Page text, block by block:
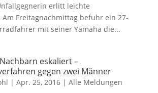
erlitt leichte
Am Freitagnachmittag befuhr ein 27-
mit seiner Yamaha die...
eskaliert –
gegen zwei Männer
| Apr. 25, 2016| Alle Meldungen